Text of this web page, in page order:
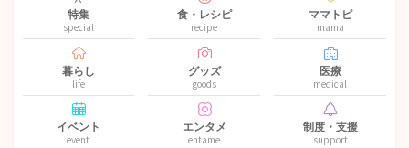
特集
special
食・レシピ
recipe
ママトピ
mama
暮らし
life
グッズ
goods
医療
medical
イベント
event
エンタメ
entame
制度・支援
support